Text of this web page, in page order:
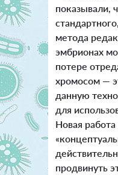
показывали,
метода
эмбрионах
потере
хромосом —
данную
для
Новая
продвинуть